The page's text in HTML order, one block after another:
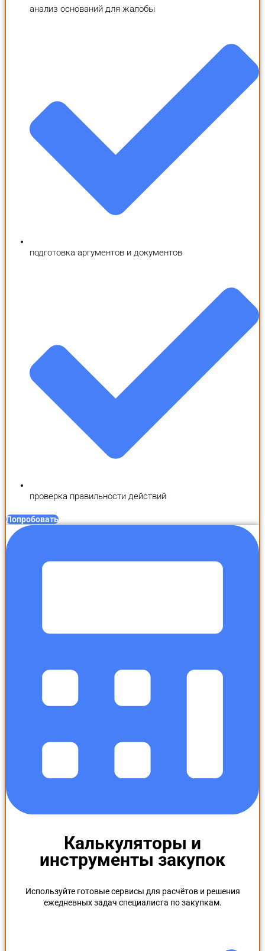
анализ оснований для жалобы
подготовка аргументов и документов
проверка правильности действий
Попробовать
Калькуляторы и
инструменты закупок
Используйте готовые сервисы для расчётов и решения
ежедневных задач специалиста по закупкам.